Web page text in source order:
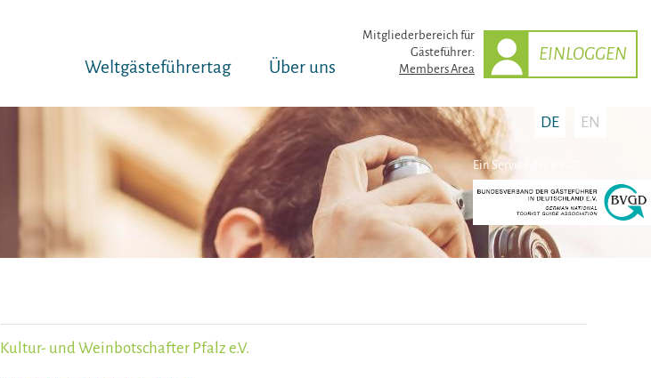
Weltgäst­eführertag Über uns
Mitglieder­bereich für
Gästeführer:
Members Area
EINLOGGEN
Ein Service des BVGD
DE EN
Kultur- und Weinbotschafter Pfalz e.V.